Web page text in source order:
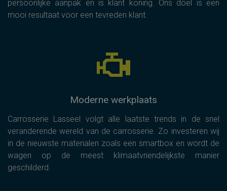
persoonlijke aanpak en is klant koning. Ons doel is een
mooi resultaat voor een tevreden klant.
Moderne werkplaats
Carrosserie Lasseel volgt alle laatste trends in de snel
veranderende wereld van de carrosserie. Zo investeren wij
in de nieuwste materialen zoals een smartbox en wordt de
wagen op de meest klimaatvriendelijkste manier
geschilderd.